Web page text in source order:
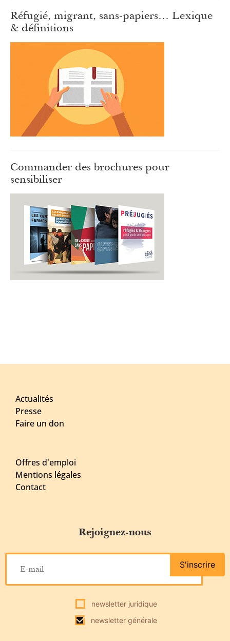
Réfugié, migrant, sans-papiers… Lexique
& définitions
Commander des brochures pour
sensibiliser
Actualités
Presse
Faire un don
Offres d'emploi
Mentions légales
Contact
Rejoignez-nous
newsletter juridique
newsletter générale
S'inscrire